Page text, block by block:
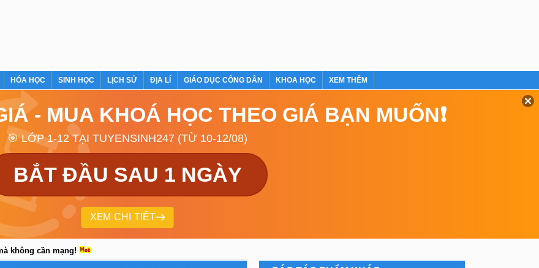
HÓA HỌC SINH HỌC LỊCH SỬ ĐỊA LÍ GIÁO DỤC CÔNG DÂN KHOA HỌC XEM THÊM
- MUA KHOÁ HỌC THEO GIÁ BẠN MUỐN❗
🎯 LỚP 1-12 TẠI TUYENSINH247 (TỪ 10-12/08)
BẮT ĐẦU SAU 1 NGÀY
XEM CHI TIẾT
không cần mạng!